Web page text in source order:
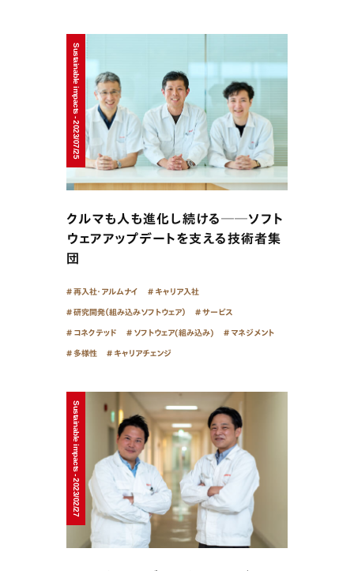
Sustainable impacts - 2023/07/25
クルマも人も進化し続ける──ソフト
ウェアアップデートを支える技術者集
団
再入社・アルムナイ キャリア入社
研究開発（組み込みソフトウェア） サービス
コネクテッド ソフトウェア(組み込み) マネジメント
多様性 キャリアチェンジ
Sustainable impacts - 2023/02/27